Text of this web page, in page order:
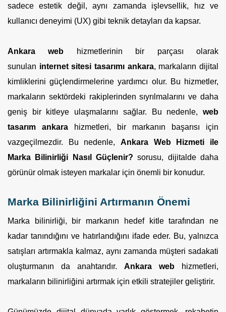
sadece estetik değil, aynı zamanda işlevsellik, hız ve
kullanıcı deneyimi (UX) gibi teknik detayları da kapsar.
Ankara web hizmetlerinin bir parçası olarak
sunulan internet sitesi tasarımı ankara, markaların dijital
kimliklerini güçlendirmelerine yardımcı olur. Bu hizmetler,
markaların sektördeki rakiplerinden sıyrılmalarını ve daha
geniş bir kitleye ulaşmalarını sağlar. Bu nedenle, web
tasarım ankara hizmetleri, bir markanın başarısı için
vazgeçilmezdir. Bu nedenle, Ankara Web Hizmeti ile
Marka Bilinirliği Nasıl Güçlenir? sorusu, dijitalde daha
görünür olmak isteyen markalar için önemli bir konudur.
Marka Bilinirliğini Artırmanın Önemi
Marka bilinirliği, bir markanın hedef kitle tarafından ne
kadar tanındığını ve hatırlandığını ifade eder. Bu, yalnızca
satışları artırmakla kalmaz, aynı zamanda müşteri sadakati
oluşturmanın da anahtarıdır. Ankara web hizmetleri,
markaların bilinirliğini artırmak için etkili stratejiler geliştirir.